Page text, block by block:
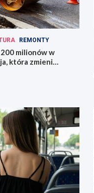
REMONTY
milionów w
która zmieni